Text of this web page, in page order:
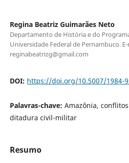
Regina Beatriz Guimarães Neto
Departamento de História e do
Universidade Federal de Pernambuco.
reginabeatrizg@gmail.com
DOI: https://doi.org/10.5007/1984-
Palavras-chave: Amazônia,
ditadura civil-militar
Resumo